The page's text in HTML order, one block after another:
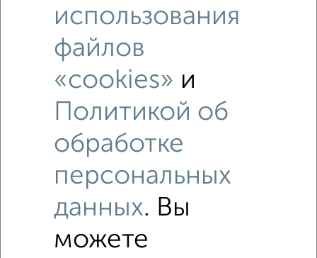
Недалеко от Победы 85А с ценой ниже
2-к квартира, на длительный срок, 45м², 4/9 этаж
в месяц
Преображенская 71
использования
файлов
«cookies» и
Политикой об
обработке
персональных
данных. Вы
можете